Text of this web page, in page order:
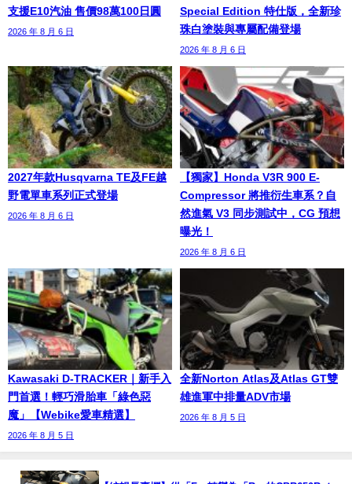
支援E10汽油 售價98萬100日圓
2026 年 8 月 6 日
Special Edition 特仕版，全新珍
珠白塗裝與專屬配備登場
2026 年 8 月 6 日
2027年款Husqvarna TE及FE越
野電單車系列正式登場
2026 年 8 月 6 日
【獨家】Honda V3R 900 E-
Compressor 將推衍生車系？自
然進氣 V3 同步測試中，CG 預想
曝光！
2026 年 8 月 6 日
Kawasaki D-TRACKER｜新手入
門首選！輕巧滑胎車「綠色惡
魔」【Webike愛車精選】
2026 年 8 月 5 日
全新Norton Atlas及Atlas GT雙
雄進軍中排量ADV市場
2026 年 8 月 5 日